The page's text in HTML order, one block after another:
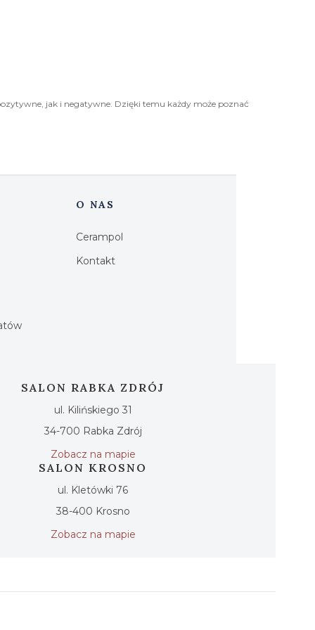
jak i negatywne. Dzięki temu każdy może poznać
O NAS
Cerampol
Kontakt
SALON RABKA ZDRÓJ
ul. Kilińskiego 31
34-700 Rabka Zdrój
Zobacz na mapie
SALON KROSNO
ul. Kletówki 76
38-400 Krosno
Zobacz na mapie